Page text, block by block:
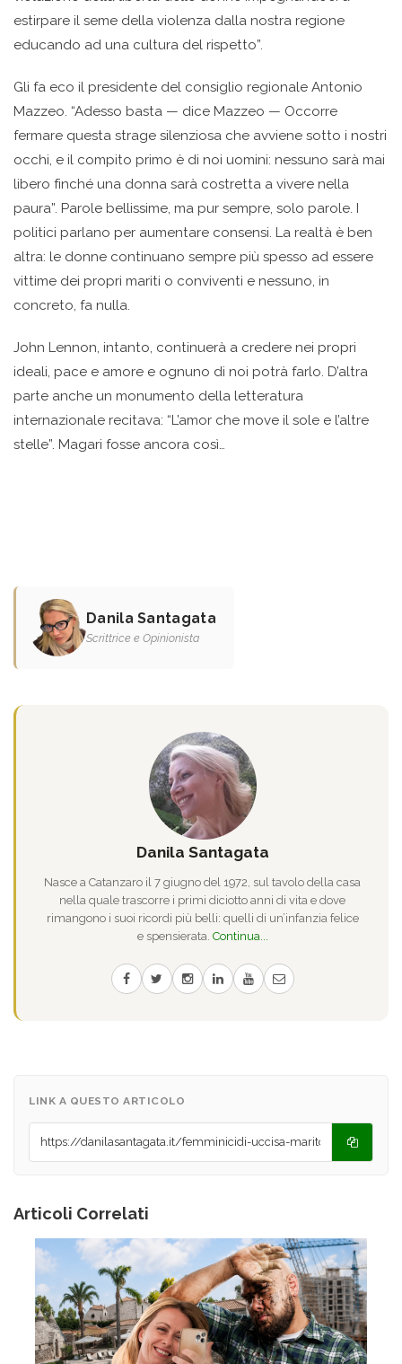
estirpare il seme della violenza dalla nostra regione
educando ad una cultura del rispetto”.
Gli fa eco il presidente del consiglio regionale Antonio
Mazzeo. “Adesso basta — dice Mazzeo — Occorre
fermare questa strage silenziosa che avviene sotto i nostri
occhi, e il compito primo è di noi uomini: nessuno sarà mai
libero finché una donna sarà costretta a vivere nella
paura”. Parole bellissime, ma pur sempre, solo parole. I
politici parlano per aumentare consensi. La realtà è ben
altra: le donne continuano sempre più spesso ad essere
vittime dei propri mariti o conviventi e nessuno, in
concreto, fa nulla.
John Lennon, intanto, continuerà a credere nei propri
ideali, pace e amore e ognuno di noi potrà farlo. D’altra
parte anche un monumento della letteratura
internazionale recitava: “L’amor che move il sole e l’altre
stelle”. Magari fosse ancora così…
Danila Santagata
Scrittrice e Opinionista
Danila Santagata
Nasce a Catanzaro il 7 giugno del 1972, sul tavolo della casa
nella quale trascorre i primi diciotto anni di vita e dove
rimangono i suoi ricordi più belli: quelli di un’infanzia felice
e spensierata. Continua...
LINK A QUESTO ARTICOLO
Articoli Correlati